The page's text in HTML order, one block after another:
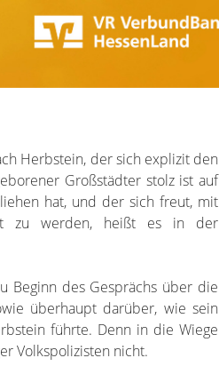
Herbstein, der sich explizit den
Großstädter stolz ist auf
hat, und der sich freut, mit
zu werden, heißt es in der
Beginn des Gesprächs über die
überhaupt darüber, wie sein
führte. Denn in die Wiege
Volkspolizisten nicht.